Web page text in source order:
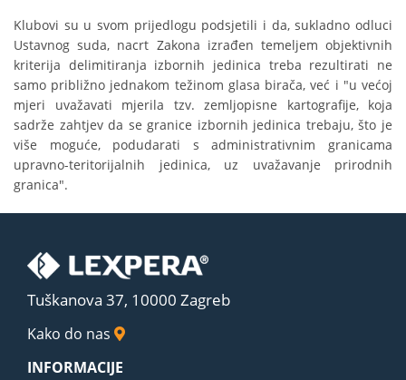
Klubovi su u svom prijedlogu podsjetili i da, sukladno odluci
Ustavnog suda, nacrt Zakona izrađen temeljem objektivnih
kriterija delimitiranja izbornih jedinica treba rezultirati ne
samo približno jednakom težinom glasa birača, već i "u većoj
mjeri uvažavati mjerila tzv. zemljopisne kartografije, koja
sadrže zahtjev da se granice izbornih jedinica trebaju, što je
više moguće, podudarati s administrativnim granicama
upravno-teritorijalnih jedinica, uz uvažavanje prirodnih
granica".
Tuškanova 37, 10000 Zagreb
Kako do nas
INFORMACIJE